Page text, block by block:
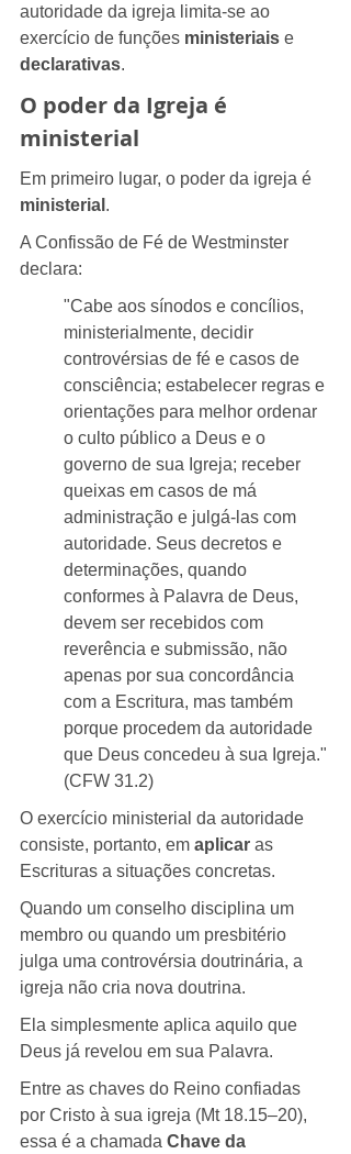
autoridade da igreja limita-se ao
exercício de funções ministeriais e
declarativas.
O poder da Igreja é
ministerial
Em primeiro lugar, o poder da igreja é
ministerial .
A Confissão de Fé de Westminster
declara:
"Cabe aos sínodos e concílios,
ministerialmente, decidir
controvérsias de fé e casos de
consciência; estabelecer regras e
orientações para melhor ordenar
o culto público a Deus e o
governo de sua Igreja; receber
queixas em casos de má
administração e julgá-las com
autoridade. Seus decretos e
determinações, quando
conformes à Palavra de Deus,
devem ser recebidos com
reverência e submissão, não
apenas por sua concordância
com a Escritura, mas também
porque procedem da autoridade
que Deus concedeu à sua Igreja."
(CFW 31.2)
O exercício ministerial da autoridade
consiste, portanto, em aplicar as
Escrituras a situações concretas.
Quando um conselho disciplina um
membro ou quando um presbitério
julga uma controvérsia doutrinária, a
igreja não cria nova doutrina.
Ela simplesmente aplica aquilo que
Deus já revelou em sua Palavra.
Entre as chaves do Reino confiadas
por Cristo à sua igreja (Mt 18.15–20),
essa é a chamada Chave da